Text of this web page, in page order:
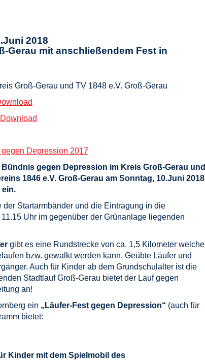
2018
Gerau mit anschließendem Fest in
Groß-Gerau und TV 1848 e.V. Groß-Gerau
Depression 2017
Bündnis gegen Depression im Kreis Groß-Gerau und
1846 e.V. Groß-Gerau am Sonntag, 10.Juni 2018
ein.
Startarmbänder und die Eintragung in die
Uhr im gegenüber der Grünanlage liegenden
gibt es eine Rundstrecke von ca. 1,5 Kilometer welche
bzw. gewalkt werden kann. Geübte Läufer und
Auch für Kinder ab dem Grundschulalter ist die
Stadtlauf Groß-Gerau bietet der Lauf gegen
an!
ein „Läufer-Fest gegen Depression“ (auch für
bietet:
Kinder mit dem Spielmobil des